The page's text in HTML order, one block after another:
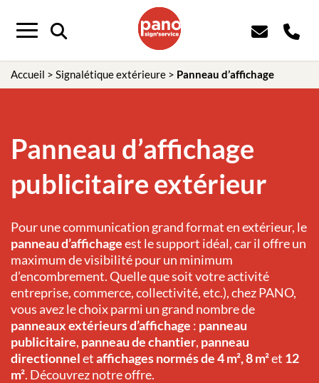
Menu
Accueil > Signalétique extérieure > Panneau d’affichage
Panneau d’affichage
publicitaire extérieur
Pour une communication grand format en extérieur, le
panneau d’affichageest le support idéal, car il offre un
maximum de visibilité pour un minimum
d’encombrement. Quelle que soit votre activité
entreprise, commerce, collectivité, etc.), chez PANO,
vous avez le choix parmi un grand nombre de
panneaux extérieurs d’affichage : panneau
publicitaire, panneau de chantier, panneau
directionneletaffichages normés de 4 m², 8 m²et 12
m². Découvrez notre offre.